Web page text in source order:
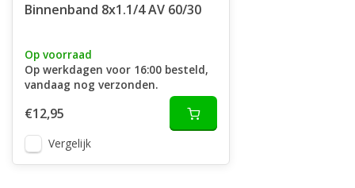
Binnenband 8x1.1/4 AV 60/30
Op voorraad
Op werkdagen voor 16:00 besteld,
vandaag nog verzonden.
€12,95
Vergelijk